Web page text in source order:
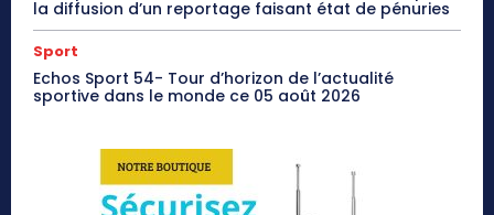
la diffusion d’un reportage faisant état de pénuries
Sport
Echos Sport 54- Tour d’horizon de l’actualité
sportive dans le monde ce 05 août 2026